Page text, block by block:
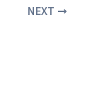
NEXT